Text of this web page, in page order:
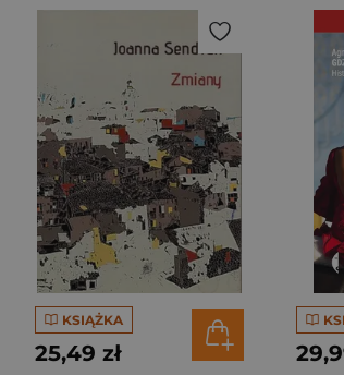
KSIĄŻKA
25,49 zł